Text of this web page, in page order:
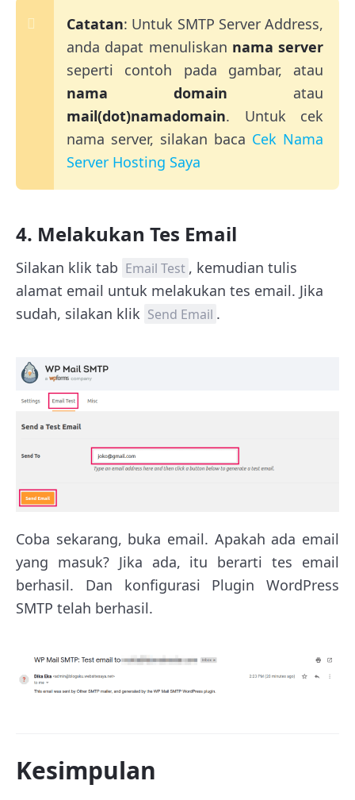
Catatan: Untuk SMTP Server Address,
anda dapat menuliskan nama server
seperti contoh pada gambar, atau
nama domain atau
mail(dot)namadomain. Untuk cek
nama server, silakan baca Cek Nama
Server Hosting Saya
4. Melakukan Tes Email
Silakan klik tab Email Test , kemudian tulis
alamat email untuk melakukan tes email. Jika
sudah, silakan klik Send Email .
Coba sekarang, buka email. Apakah ada email
yang masuk? Jika ada, itu berarti tes email
berhasil. Dan konfigurasi Plugin WordPress
SMTP telah berhasil.
Kesimpulan